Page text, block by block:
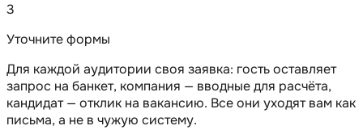
3
Уточните формы
Для каждой аудитории своя заявка: гость оставляет
запрос на банкет, компания — вводные для расчёта,
кандидат — отклик на вакансию. Все они уходят вам как
письма, а не в чужую систему.